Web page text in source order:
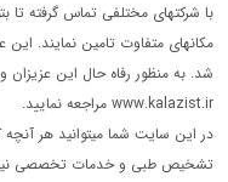
با شرکتهای مختلفی تماس گرفته تا
مکانهای متفاوت تامین نمایند.
شد. به منظور رفاه حال این
www.kalazist.ir مراجعه نمایید.
در این سایت شما میتوانید هر
تشخیص طبی و خدمات تخصصی نیاز